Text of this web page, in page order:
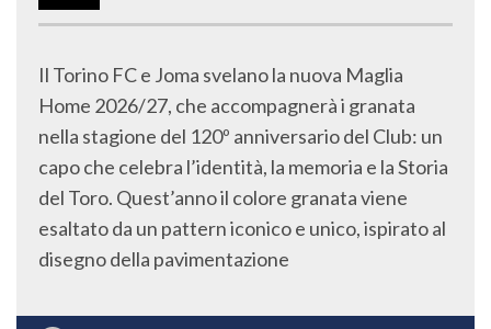
Il Torino FC e Joma svelano la nuova Maglia
Home 2026/27, che accompagnerà i granata
nella stagione del 120º anniversario del Club: un
capo che celebra l’identità, la memoria e la Storia
del Toro. Quest’anno il colore granata viene
esaltato da un pattern iconico e unico, ispirato al
disegno della pavimentazione